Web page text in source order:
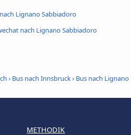
Lignano Sabbiadoro
nach Lignano Sabbiadoro
› Bus nach Innsbruck› Bus nach Lignano
METHODIK